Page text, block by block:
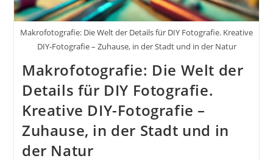
Makrofotografie: Die Welt der Details für DIY Fotografie. Kreative
DIY-Fotografie – Zuhause, in der Stadt und in der Natur
Makrofotografie: Die Welt der
Details für DIY Fotografie.
Kreative DIY-Fotografie –
Zuhause, in der Stadt und in
der Natur